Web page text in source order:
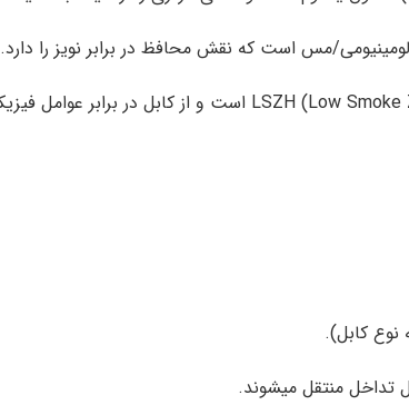
مس است که نقش محافظ در برابر نویز را دارد.
نوع کابل).
تداخل منتقل میشوند.